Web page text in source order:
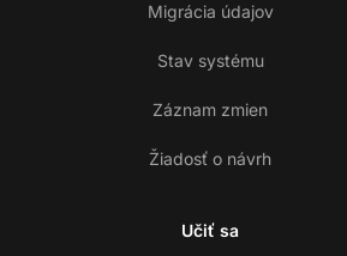
Migrácia údajov
Stav systému
Záznam zmien
Žiadosť o návrh
Učiť sa